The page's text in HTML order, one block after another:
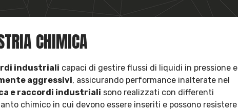
CHIMICA
industriali capaci di gestire flussi di liquidi in pressione e
aggressivi, assicurando performance inalterate nel
e raccordi industriali sono realizzati con differenti
chimico in cui devono essere inseriti e possono resistere